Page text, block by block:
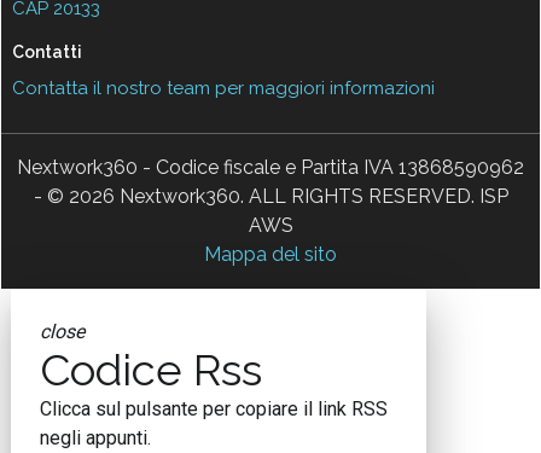
CAP 20133
Contatti
Contatta il nostro team per maggiori informazioni
Nextwork360 - Codice fiscale e Partita IVA 13868590962
- © 2026 Nextwork360. ALL RIGHTS RESERVED. ISP
AWS
Mappa del sito
close
Codice Rss
Clicca sul pulsante per copiare il link RSS
negli appunti.